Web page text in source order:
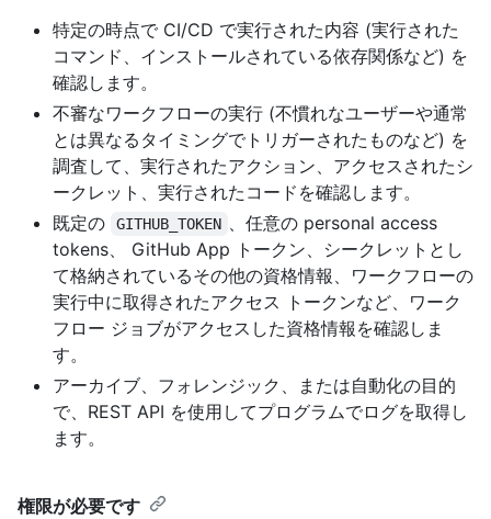
特定の時点で CI/CD で実行された内容 (実行された
コマンド、インストールされている依存関係など) を
確認します。
不審なワークフローの実行 (不慣れなユーザーや通常
とは異なるタイミングでトリガーされたものなど) を
調査して、実行されたアクション、アクセスされたシ
ークレット、実行されたコードを確認します。
既定の
GITHUB_TOKEN 、任意の personal access
tokens、 GitHub App トークン、シークレットとし
て格納されているその他の資格情報、ワークフローの
実行中に取得されたアクセス トークンなど、ワーク
フロー ジョブがアクセスした資格情報を確認しま
す。
アーカイブ、フォレンジック、または自動化の目的
で、REST API を使用してプログラムでログを取得し
ます。
権限が必要です